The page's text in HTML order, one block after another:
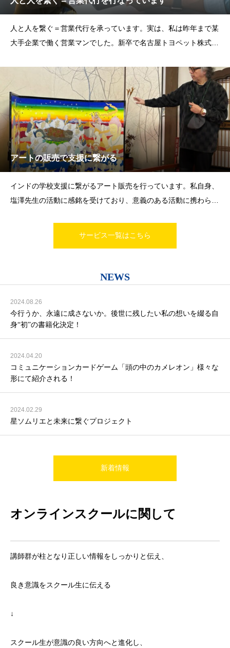
人と人を繋ぐ＝営業代行を承っています。実は、私は昨年まで某
大手企業で働く営業マンでした。新卒で名古屋トヨペット株式会
者を幾度と受賞する。車両販売台数は1000台を超え、トヨタ自
動車より表彰を受けた実績が
アートの販売で支援に繋がる
インドの学校支援に繋がるアート販売を行っています。私自身、
塩澤先生の活動に感銘を受けており、意義のある活動に携わらせ
サービス一覧はこちら
NEWS
2024.08.26
今行うか、永遠に成さないか。後世に残したい私の想いを綴る自
身“初”の書籍化決定！
2024.04.20
コミュニケーションカードゲーム「頭の中のカメレオン」様々な
形にて紹介される！
2024.02.29
星ソムリエと未来に繋ぐプロジェクト
新着情報
オンラインスクールに関して
講師群が柱となり正しい情報をしっかりと伝え、
良き意識をスクール生に伝える
↓
スクール生が意識の良い方向へと進化し、